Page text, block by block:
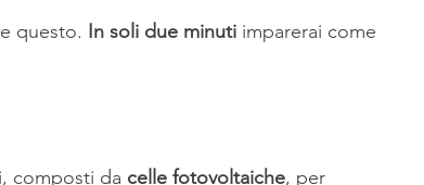
questo. In soli due minuti imparerai come
composti da celle fotovoltaiche, per